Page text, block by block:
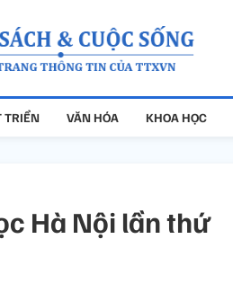
TRIỂN VĂN HÓA KHOA HỌC
Hà Nội lần thứ